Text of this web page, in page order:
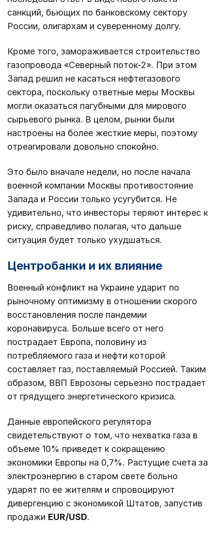
санкций, бьющих по банковскому сектору
России, олигархам и суверенному долгу.
Кроме того, замораживается строительство
газопровода «Северный поток-2». При этом
Запад решил не касаться нефтегазового
сектора, поскольку ответные меры Москвы
могли оказаться пагубными для мирового
сырьевого рынка. В целом, рынки были
настроены на более жесткие меры, поэтому
отреагировали довольно спокойно.
Это было вначале недели, но после начала
военной компании Москвы противостояние
Запада и России только усугубится. Не
удивительно, что инвесторы теряют интерес к
риску, справедливо полагая, что дальше
ситуация будет только ухудшаться.
Центробанки и их влияние
Военный конфликт на Украине ударит по
рыночному оптимизму в отношении скорого
восстановления после пандемии
коронавируса. Больше всего от него
пострадает Европа, половину из
потребляемого газа и нефти которой
составляет газ, поставляемый Россией. Таким
образом, ВВП Еврозоны серьезно пострадает
от грядущего энергетического кризиса.
Данные европейского регулятора
свидетельствуют о том, что нехватка газа в
объеме 10% приведет к сокращению
экономики Европы на 0,7%. Растущие счета за
электроэнергию в старом свете больно
ударят по ее жителям и спровоцируют
дивергенцию с экономикой Штатов, запустив
продажи EUR/USD.